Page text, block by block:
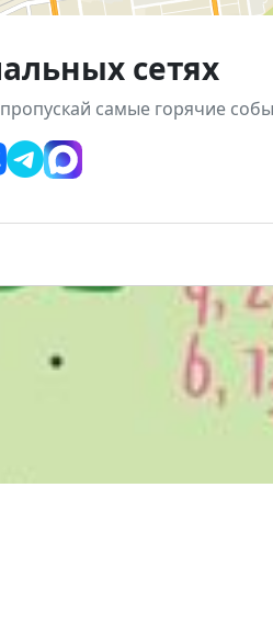
сетях
самые горячие